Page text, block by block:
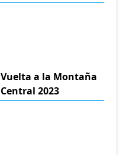
Vuelta a la Montaña
Central 2023